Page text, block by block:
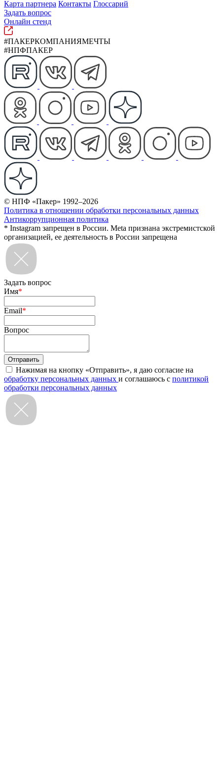
Карта партнера Контакты Глоссарий
Задать вопрос
Онлайн стенд
#ПАКЕРКОМПАНИЯМЕЧТЫ
#НПФПАКЕР
© НПФ «Пакер» 1992–2026
Политика в отношении обработки персональных данных
Антикоррупционная политика
* Instagram запрещен в России. Meta признана экстремистской
организацией, ее деятельность в России запрещена
Задать вопрос
Имя*
Email*
Вопрос
Нажимая на кнопку «Отправить», я даю согласие на
обработку персональных данных и соглашаюсь с политикой
обработки персональных данных